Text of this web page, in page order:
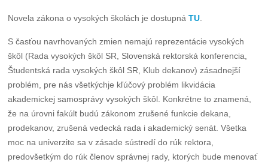
Novela zákona o vysokých školách je dostupnáTU
S časťou navrhovaných zmien nemajú reprezentácie vysokých
škôl (Rada vysokých škôl SR, Slovenská rektorská konferencia,
Študentská rada vysokých škôl SR, Klub dekanov) zásadnejší
problém, pre nás všetkýchje kľúčový problém likvidácia
akademickej samosprávy vysokých škôl. Konkrétne to znamená,
že na úrovni fakúlt budú zákonom zrušené funkcie dekana,
prodekanov, zrušená vedecká rada i akademický senát. Všetka
moc na univerzite sa v zásade sústredí do rúk rektora,
predovšetkým do rúk členov správnej rady, ktorých bude menovať